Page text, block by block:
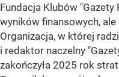
Fundacja Klubów
wyników finansowych, ale
Organizacja, w której
i redaktor naczelny
zakończyła 2025 rok